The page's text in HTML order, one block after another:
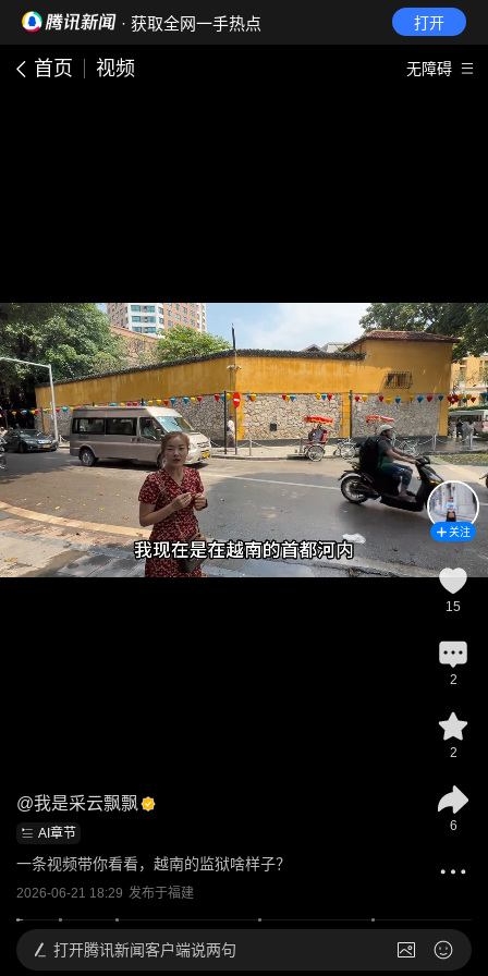
· 获取全网一手热点 打开
首页 视频 无障碍
@我是采云飘飘
AI章节
一条视频带你看看，越南的监狱啥样子？
2026-06-21 18:29 发布于福建
关注
15
2
2
6
打开腾讯新闻客户端说两句